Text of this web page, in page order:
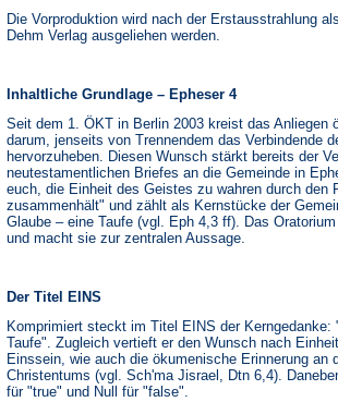
Die Vorproduktion wird nach der Erstausstrahlung
Dehm Verlag ausgeliehen werden.
Inhaltliche Grundlage – Epheser 4
Seit dem 1. ÖKT in Berlin 2003 kreist das Anliegen
darum, jenseits von Trennendem das Verbindende
hervorzuheben. Diesen Wunsch stärkt bereits der
neutestamentlichen Briefes an die Gemeinde in
euch, die Einheit des Geistes zu wahren durch den
zusammenhält" und zählt als Kernstücke der
Glaube – eine Taufe (vgl. Eph 4,3 ff). Das
und macht sie zur zentralen Aussage.
Der Titel EINS
Komprimiert steckt im Titel EINS der
Taufe". Zugleich vertieft er den Wunsch nach
Einssein, wie auch die ökumenische Erinnerung an
Christentums (vgl. Sch'ma Jisrael, Dtn 6,4).
für "true" und Null für "false".